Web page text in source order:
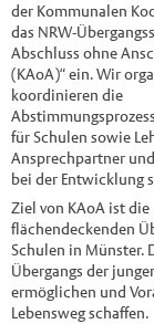
der Kommunalen
das NRW-
Abschluss ohne
(KAoA)“ ein. Wir
koordinieren die
für Schulen sowie
Ansprechpartner
bei der Entwicklung
Ziel von KAoA ist
flächendeckenden
Schulen in Münster.
Übergangs der
ermöglichen und
Lebensweg schaffen.